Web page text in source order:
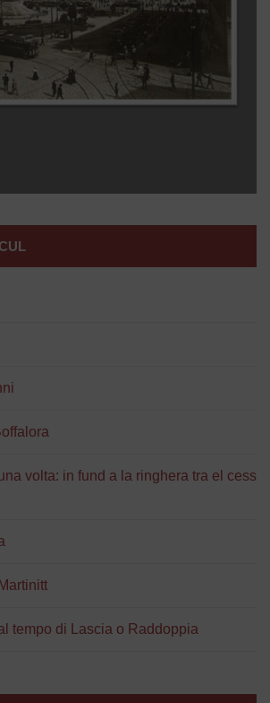
volta: in fund a la ringhera tra el cess
al tempo di Lascia o Raddoppia